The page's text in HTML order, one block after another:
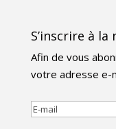
S’inscrire à
Afin de vous
votre adresse e-